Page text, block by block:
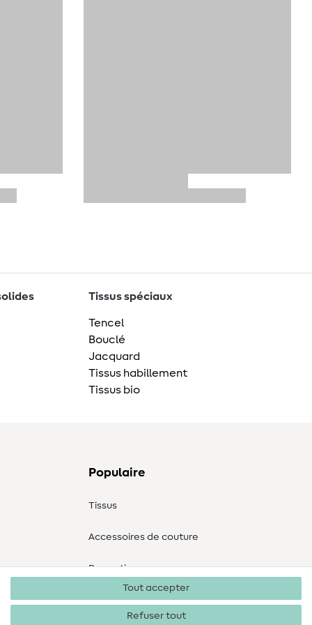
Tissus spéciaux
Tencel
Bouclé
Jacquard
Tissus habillement
Tissus bio
Populaire
Tissus
Accessoires de couture
Promotions
Tout accepter
Refuser tout